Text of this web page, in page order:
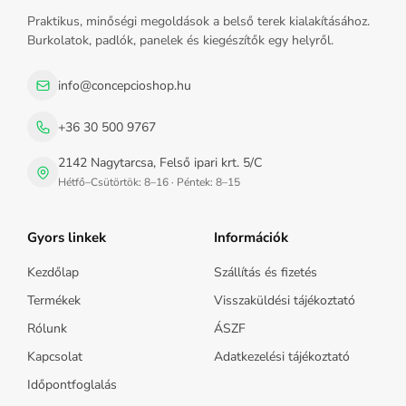
Praktikus, minőségi megoldások a belső terek kialakításához.
Burkolatok, padlók, panelek és kiegészítők egy helyről.
info@concepcioshop.hu
+36 30 500 9767
2142 Nagytarcsa, Felső ipari krt. 5/C
Hétfő–Csütörtök: 8–16 · Péntek: 8–15
Gyors linkek
Kezdőlap
Termékek
Rólunk
Kapcsolat
Időpontfoglalás
Információk
Szállítás és fizetés
Visszaküldési tájékoztató
ÁSZF
Adatkezelési tájékoztató